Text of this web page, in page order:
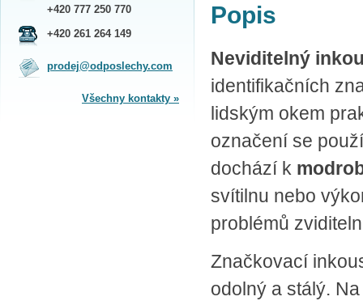
SHOWROOM PRAHA
Náš sortiment si můžete
prohlédnout, vyzkoušet a zakoupit
Jsme zkušení odborníci a rádi vám s
+420 777 250 770
+420 261 264 149
prodej@odposlechy.com
Všechny kontakty »
Popis
Neviditelný
identifikačních
lidským okem
označení se
dochází k
svítilnu nebo
problémů
Značkovací
odolný a stálý.